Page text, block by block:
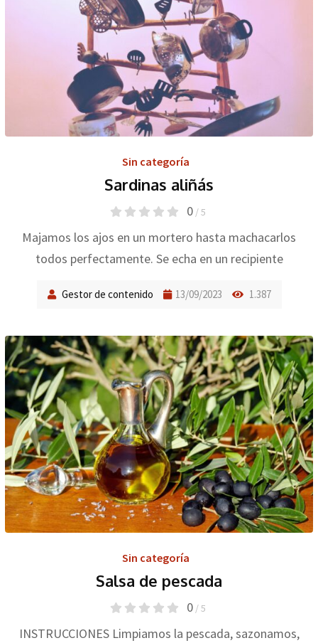
Sin categoría
Sardinas aliñás
0 / 5
Majamos los ajos en un mortero hasta machacarlos
todos perfectamente. Se echa en un recipiente
Gestor de contenido 13/09/2023 1.387
Sin categoría
Salsa de pescada
0 / 5
INSTRUCCIONES Limpiamos la pescada, sazonamos,